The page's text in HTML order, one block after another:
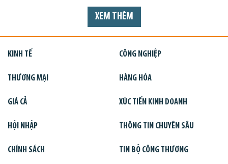
XEM THÊM
KINH TẾ CÔNG NGHIỆP
THƯƠNG MẠI HÀNG HÓA
GIÁ CẢ XÚC TIẾN KINH DOANH
HỘI NHẬP THÔNG TIN CHUYÊN SÂU
CHÍNH SÁCH TIN BỘ CÔNG THƯƠNG